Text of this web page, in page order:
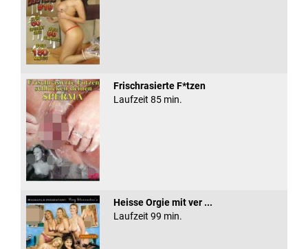
Frischrasierte F*tzen
Laufzeit 85 min.
Heisse Orgie mit ver ...
Laufzeit 99 min.